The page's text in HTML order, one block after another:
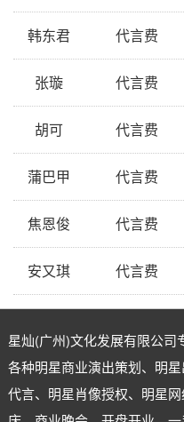
韩东君 代言费
张璇 代言费
胡可 代言费
蒲巴甲 代言费
焦恩俊 代言费
安又琪 代言费
星灿(广州)文化发展有限公司
各种明星商业演出策划、明
代言、明星肖像授权、明星